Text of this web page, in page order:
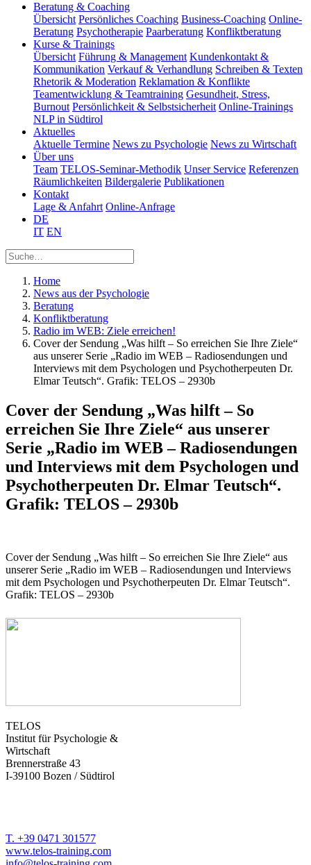
Beratung & Coaching
Übersicht Persönliches Coaching Business-Coaching Online-
Beratung Psychotherapie Paarberatung Konfliktberatung
Kurse & Trainings
Übersicht Führung & Management Kundenkontakt &
Kommunikation Verkauf & Verhandlung Schreiben & Texten
Rhetorik & Moderation Reklamation & Konflikte
Teamentwicklung & Teamtraining Gesundheit, Stress,
Burnout Persönlichkeit & Selbstsicherheit Online-Trainings
NLP in Südtirol
Aktuelles
Aktuelle Termine News zu Psychologie News zu Wirtschaft
Über uns
Team TELOS-Seminar-Methodik Unser Service Referenzen
Räumlichkeiten Bildergalerie Publikationen
Kontakt
Lage & Anfahrt Online-Anfrage
DE
IT EN
Home
News aus der Psychologie
Beratung
Konfliktberatung
Radio im WEB: Ziele erreichen!
Cover der Sendung „Was hilft – So erreichen Sie Ihre Ziele“
aus unserer Serie „Radio im WEB – Radiosendungen und
Interviews mit dem Psychologen und Psychotherpeuten Dr.
Elmar Teutsch“. Grafik: TELOS – 2930b
Cover der Sendung „Was hilft – So
erreichen Sie Ihre Ziele“ aus unserer
Serie „Radio im WEB – Radiosendungen
und Interviews mit dem Psychologen und
Psychotherpeuten Dr. Elmar Teutsch“.
Grafik: TELOS – 2930b
Cover der Sendung „Was hilft – So erreichen Sie Ihre Ziele“ aus
unserer Serie „Radio im WEB – Radiosendungen und Interviews
mit dem Psychologen und Psychotherpeuten Dr. Elmar Teutsch“.
Grafik: TELOS – 2930b
TELOS
Institut für Psychologie &
Wirtschaft
Brennerstraße 43
I-39100 Bozen / Südtirol
T. +39 0471 301577
www.telos-training.com